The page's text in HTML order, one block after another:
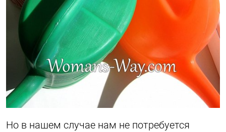
Но в нашем случае нам не потребуется